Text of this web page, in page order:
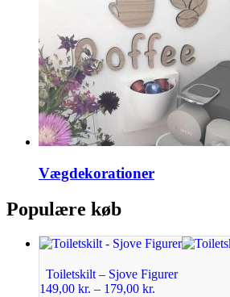
Vægdekorationer
Populære køb
Toiletskilt – Sjove Figurer
149,00 kr. – 179,00 kr.